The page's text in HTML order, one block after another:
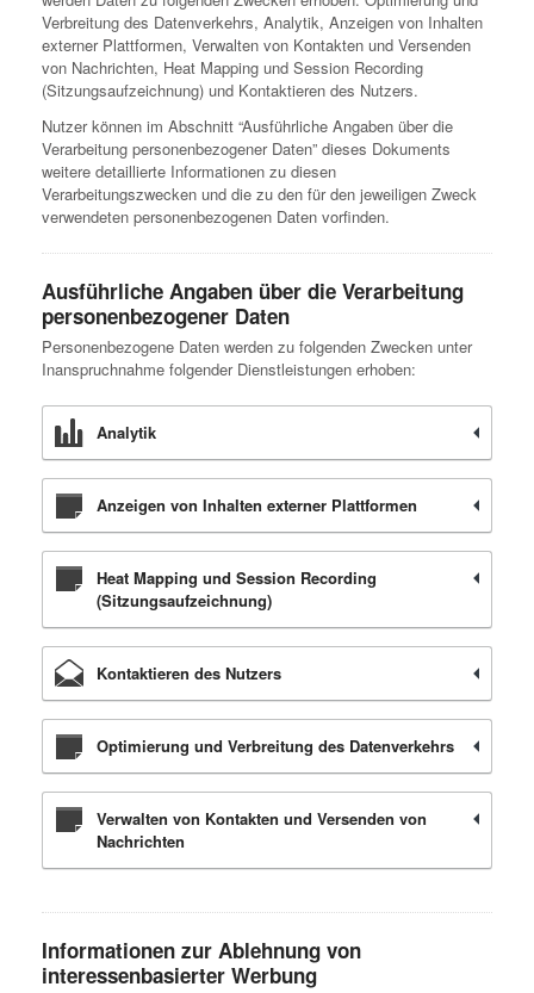
Verbreitung des Datenverkehrs, Analytik, Anzeigen von Inhalten
externer Plattformen, Verwalten von Kontakten und Versenden
von Nachrichten, Heat Mapping und Session Recording
(Sitzungsaufzeichnung) und Kontaktieren des Nutzers.
Nutzer können im Abschnitt “Ausführliche Angaben über die
Verarbeitung personenbezogener Daten” dieses Dokuments
weitere detaillierte Informationen zu diesen
Verarbeitungszwecken und die zu den für den jeweiligen Zweck
verwendeten personenbezogenen Daten vorfinden.
Ausführliche Angaben über die Verarbeitung
personenbezogener Daten
Personenbezogene Daten werden zu folgenden Zwecken unter
Inanspruchnahme folgender Dienstleistungen erhoben:
Analytik
Anzeigen von Inhalten externer Plattformen
Heat Mapping und Session Recording
(Sitzungsaufzeichnung)
Kontaktieren des Nutzers
Optimierung und Verbreitung des Datenverkehrs
Verwalten von Kontakten und Versenden von
Nachrichten
Informationen zur Ablehnung von
interessenbasierter Werbung